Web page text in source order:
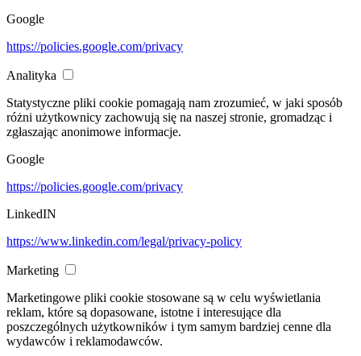
Google
https://policies.google.com/privacy
Analityka
Statystyczne pliki cookie pomagają nam zrozumieć, w jaki sposób
różni użytkownicy zachowują się na naszej stronie, gromadząc i
zgłaszając anonimowe informacje.
Google
https://policies.google.com/privacy
LinkedIN
https://www.linkedin.com/legal/privacy-policy
Marketing
Marketingowe pliki cookie stosowane są w celu wyświetlania
reklam, które są dopasowane, istotne i interesujące dla
poszczególnych użytkowników i tym samym bardziej cenne dla
wydawców i reklamodawców.